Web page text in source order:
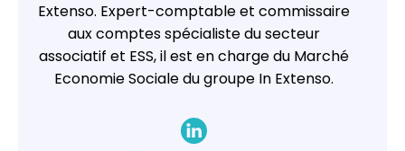
Extenso. Expert-comptable et commissaire
aux comptes spécialiste du secteur
associatif et ESS, il est en charge du Marché
Economie Sociale du groupe In Extenso.